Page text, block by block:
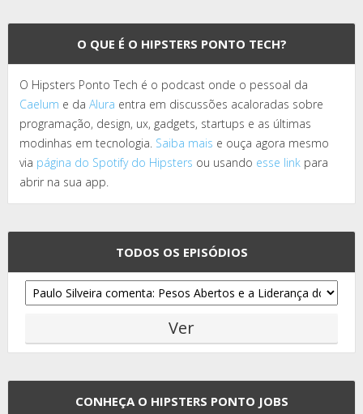
O QUE É O HIPSTERS PONTO TECH?
O Hipsters Ponto Tech é o podcast onde o pessoal da
Caelum e da Alura entra em discussões acaloradas sobre
programação, design, ux, gadgets, startups e as últimas
modinhas em tecnologia. Saiba mais e ouça agora mesmo
via página do Spotify do Hipsters ou usando esse link para
abrir na sua app.
TODOS OS EPISÓDIOS
CONHEÇA O HIPSTERS PONTO JOBS